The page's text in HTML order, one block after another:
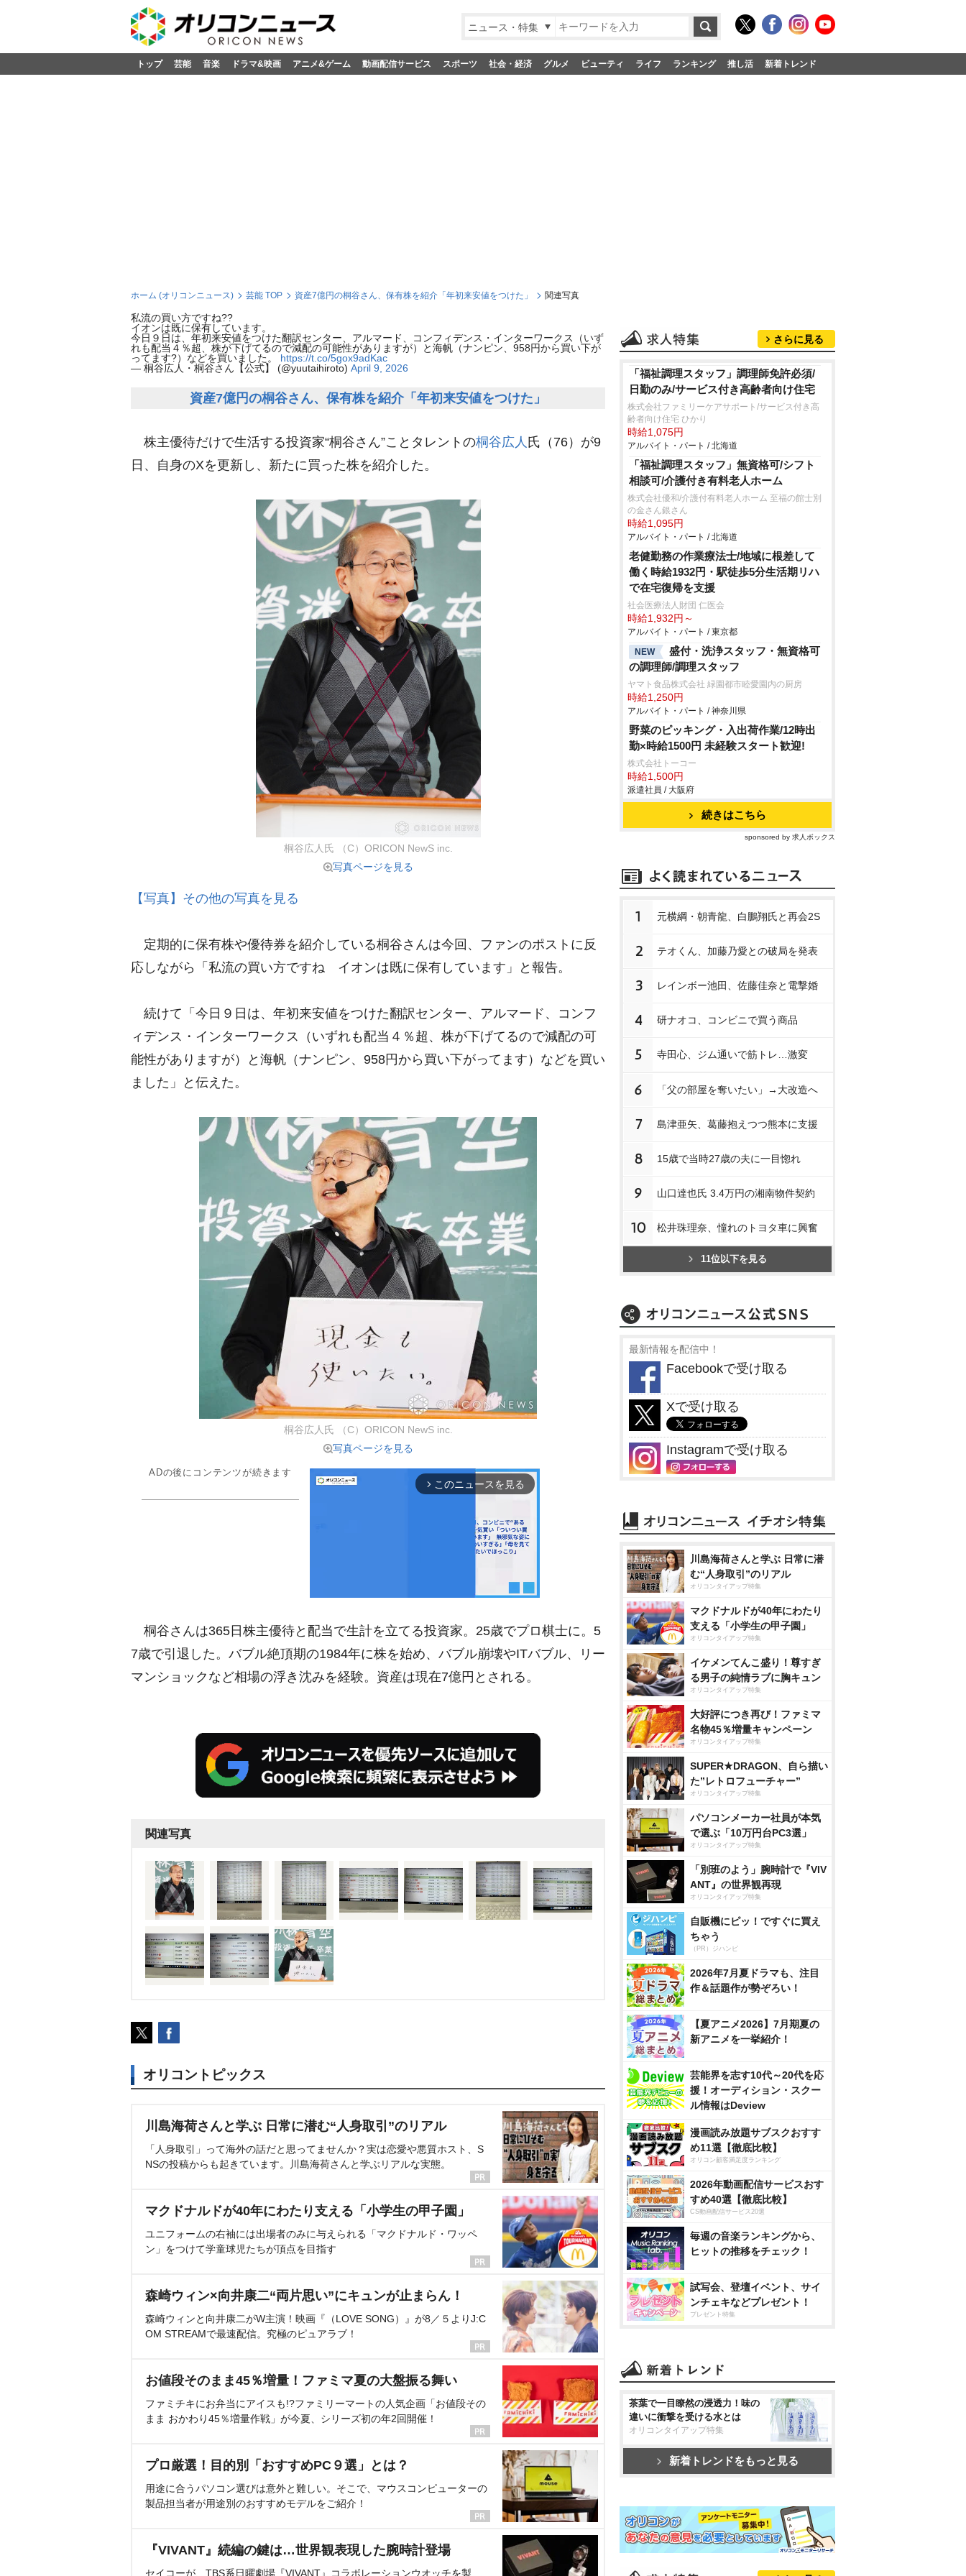
ニュース・特集
トップ 芸能 音楽 ドラマ&映画 アニメ&ゲーム 動画配信サービス スポーツ 社会・経済 グルメ ビューティ ライフ ランキング 推し活 新着トレンド
ホーム (オリコンニュース) 芸能 TOP 資産7億円の桐谷さん、保有株を紹介「年初来安値をつけた」 関連写真
私流の買い方ですね??
イオンは既に保有しています。
今日９日は、年初来安値をつけた翻訳センター、アルマード、コンフィデンス・インターワークス（いず
れも配当４％超、株が下げてるので減配の可能性がありますが）と海帆（ナンピン、958円から買い下が
ってます?）などを買いました。 https://t.co/5gox9adKac
— 桐谷広人・桐谷さん【公式】 (@yuutaihiroto) April 9, 2026
資産7億円の桐谷さん、保有株を紹介「年初来安値をつけた」
株主優待だけで生活する投資家“桐谷さん”ことタレントの桐谷広人 氏（76）が9
日、自身のXを更新し、新たに買った株を紹介した。
桐谷広人氏 （C）ORICON NewS inc.
写真ページを見る
【写真】その他の写真を見る
定期的に保有株や優待券を紹介している桐谷さんは今回、ファンのポストに反
応しながら「私流の買い方ですね イオンは既に保有しています」と報告。
続けて「今日９日は、年初来安値をつけた翻訳センター、アルマード、コンフ
ィデンス・インターワークス（いずれも配当４％超、株が下げてるので減配の可
能性がありますが）と海帆（ナンピン、958円から買い下がってます）などを買い
ました」と伝えた。
桐谷広人氏 （C）ORICON NewS inc.
写真ページを見る
ADの後にコンテンツが続きます
arrow_forward_ios このニュースを見る
M
u
桐谷さんは365日株主優待と配当で生計を立てる投資家。25歳でプロ棋士に。5
7歳で引退した。バブル絶頂期の1984年に株を始め、バブル崩壊やITバブル、リー
マンショックなど相場の浮き沈みを経験。資産は現在7億円とされる。
関連写真
オリコントピックス
川島海荷さんと学ぶ 日常に潜む“人身取引”のリアル
「人身取引」って海外の話だと思ってませんか？実は恋愛や悪質ホスト、S
NSの投稿からも起きています。川島海荷さんと学ぶリアルな実態。
マクドナルドが40年にわたり支える「小学生の甲子園」
ユニフォームの右袖には出場者のみに与えられる「マクドナルド・ワッペ
ン」をつけて学童球児たちが頂点を目指す
森崎ウィン×向井康二“両片思い”にキュンが止まらん！
森崎ウィンと向井康二がW主演！映画『（LOVE SONG）』が8／５よりJ:C
OM STREAMで最速配信。究極のピュアラブ！
お値段そのまま45％増量！ファミマ夏の大盤振る舞い
ファミチキにお弁当にアイスも!?ファミリーマートの人気企画「お値段その
まま おかわり45％増量作戦」が今夏、シリーズ初の年2回開催！
プロ厳選！目的別「おすすめPC９選」とは？
用途に合うパソコン選びは意外と難しい。そこで、マウスコンピューターの
製品担当者が用途別のおすすめモデルをご紹介！
『VIVANT』続編の鍵は…世界観表現した腕時計登場
セイコーが、TBS系日曜劇場『VIVANT』コラボレーションウオッチを製
さらに見る
「福祉調理スタッフ」調理師免許必須/
日勤のみ/サービス付き高齢者向け住宅
株式会社ファミリーケアサポート/サービス付き高
齢者向け住宅 ひかり
時給1,075円
アルバイト・パート / 北海道
「福祉調理スタッフ」無資格可/シフト
相談可/介護付き有料老人ホーム
株式会社優和/介護付有料老人ホーム 至福の館士別
の金さん銀さん
時給1,095円
アルバイト・パート / 北海道
老健勤務の作業療法士/地域に根差して
働く時給1932円・駅徒歩5分生活期リハ
で在宅復帰を支援
社会医療法人財団 仁医会
時給1,932円～
アルバイト・パート / 東京都
NEW
盛付・洗浄スタッフ・無資格可
の調理師/調理スタッフ
ヤマト食品株式会社 緑園都市睦愛園内の厨房
時給1,250円
アルバイト・パート / 神奈川県
野菜のピッキング・入出荷作業/12時出
勤×時給1500円 未経験スタート歓迎!
株式会社トーコー
時給1,500円
派遣社員 / 大阪府
続きはこちら
sponsored by 求人ボックス
1 元横綱・朝青龍、白鵬翔氏と再会2S
2 テオくん、加藤乃愛との破局を発表
3 レインボー池田、佐藤佳奈と電撃婚
4 研ナオコ、コンビニで買う商品
5 寺田心、ジム通いで筋トレ…激変
6 「父の部屋を奪いたい」→大改造へ
7 島津亜矢、葛藤抱えつつ熊本に支援
8 15歳で当時27歳の夫に一目惚れ
9 山口達也氏 3.4万円の湘南物件契約
10 松井珠理奈、憧れのトヨタ車に興奮
11位以下を見る
最新情報を配信中！
Facebookで受け取る
Xで受け取る
Instagramで受け取る
川島海荷さんと学ぶ 日常に潜
む“人身取引”のリアル
オリコンタイアップ特集
マクドナルドが40年にわたり
支える「小学生の甲子園」
オリコンタイアップ特集
イケメンてんこ盛り！尊すぎ
る男子の純情ラブに胸キュン
オリコンタイアップ特集
大好評につき再び！ファミマ
名物45％増量キャンペーン
オリコンタイアップ特集
SUPER★DRAGON、自ら描い
た”レトロフューチャー”
オリコンタイアップ特集
パソコンメーカー社員が本気
で選ぶ「10万円台PC3選」
オリコンタイアップ特集
「別班のよう」腕時計で『VIV
ANT』の世界観再現
オリコンタイアップ特集
自販機にピッ！ですぐに買え
ちゃう
（PR）ジハンピ
2026年7月夏ドラマも、注目
作＆話題作が勢ぞろい！
【夏アニメ2026】7月期夏の
新アニメを一挙紹介！
芸能界を志す10代～20代を応
援！オーディション・スクー
ル情報はDeview
漫画読み放題サブスクおすす
め11選【徹底比較】
オリコン顧客満足度ランキング
2026年動画配信サービスおす
すめ40選【徹底比較】
CS動画配信サービス20選
毎週の音楽ランキングから、
ヒットの推移をチェック！
試写会、登壇イベント、サイ
ンチェキなどプレゼント！
プレゼント特集
茶葉で一目瞭然の浸透力！味の
違いに衝撃を受ける水とは
オリコンタイアップ特集
新着トレンドをもっと見る